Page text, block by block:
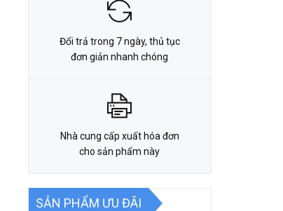
Đổi trả trong 7 ngày, thủ tục
đơn giản nhanh chóng
Nhà cung cấp xuất hóa đơn
cho sản phẩm này
SẢN PHẨM ƯU ĐÃI